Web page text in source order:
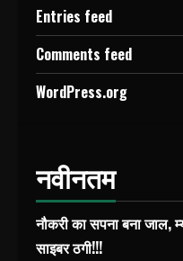
Entries feed
Comments feed
WordPress.org
नवीनतम
नौकरी का सपना बना जाल,
साइबर ठगी!!!